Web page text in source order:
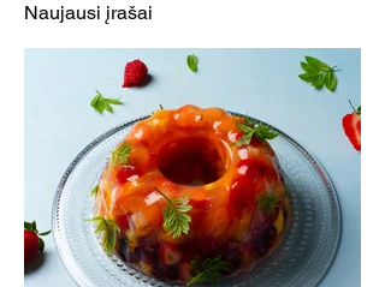
Naujausi įrašai